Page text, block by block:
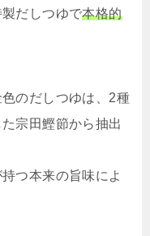
だしつゆで本格的
のだしつゆは、2種
宗田鰹節から抽出
つ本来の旨味によ